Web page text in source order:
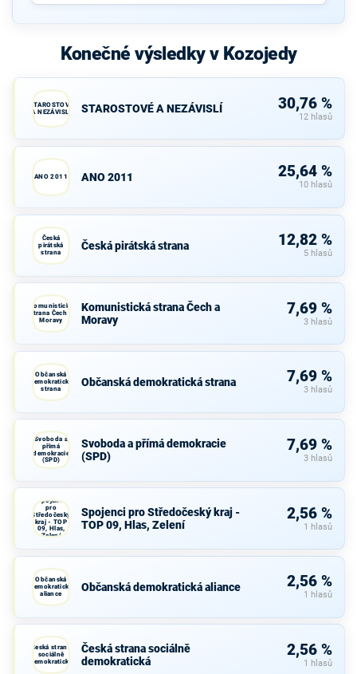
Konečné výsledky v Kozojedy
STAROSTOVÉ
A NEZÁVISLÍ
STAROSTOVÉ A NEZÁVISLÍ 30,76 %
12 hlasů
ANO 2011 ANO 2011 25,64 %
10 hlasů
Česká
pirátská
strana
Česká pirátská strana 12,82 %
5 hlasů
Komunistická
strana Čech a
Moravy
Komunistická strana Čech a
Moravy
7,69 %
3 hlasů
Občanská
demokratická
strana
Občanská demokratická strana 7,69 %
3 hlasů
Svoboda a
přímá
demokracie
(SPD)
Svoboda a přímá demokracie
(SPD)
7,69 %
3 hlasů
Spojenci
pro
Středočeský
kraj - TOP
09, Hlas,
Zelení
Spojenci pro Středočeský kraj -
TOP 09, Hlas, Zelení
2,56 %
1 hlasů
Občanská
demokratická
aliance
Občanská demokratická aliance 2,56 %
1 hlasů
Česká strana
sociálně
demokratická
Česká strana sociálně
demokratická
2,56 %
1 hlasů